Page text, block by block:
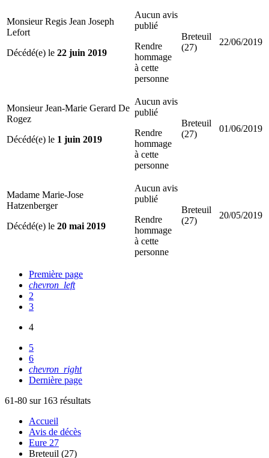
Monsieur Regis Jean Joseph
Lefort
Décédé(e) le 22 juin 2019
Aucun avis
publié
Rendre
hommage
à cette
personne
Breteuil
(27)
22/06/2019
Monsieur Jean-Marie Gerard De
Rogez
Décédé(e) le 1 juin 2019
Aucun avis
publié
Rendre
hommage
à cette
personne
Breteuil
(27)
01/06/2019
Madame Marie-Jose
Hatzenberger
Décédé(e) le 20 mai 2019
Aucun avis
publié
Rendre
hommage
à cette
personne
Breteuil
(27)
20/05/2019
Première page
chevron_left
2
3
4
5
6
chevron_right
Dernière page
61-80 sur 163 résultats
Accueil
Avis de décès
Eure 27
Breteuil (27)